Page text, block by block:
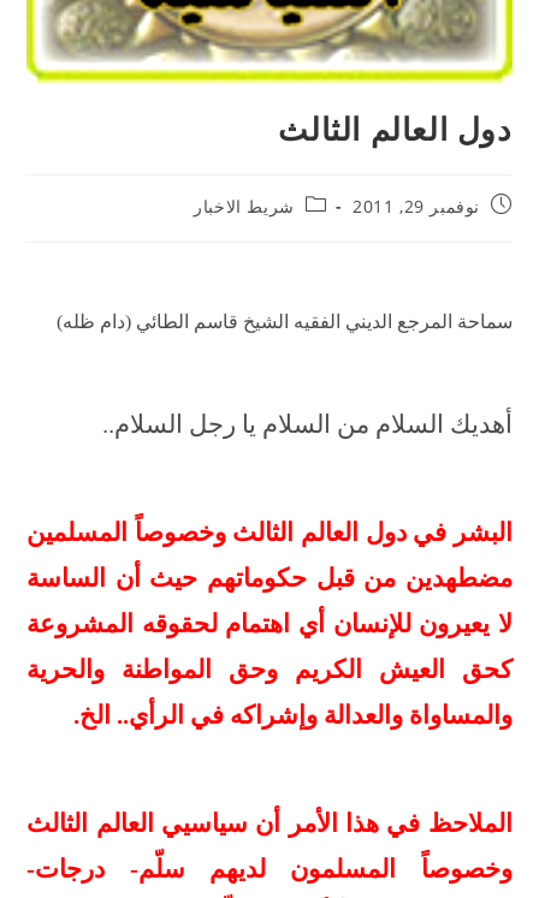
دول العالم الثالث
نوفمبر 29, 2011 شريط الاخبار
سماحة المرجع الديني الفقيه الشيخ قاسم الطائي (دام ظله)
أهديك السلام من السلام يا رجل السلام..
البشر في دول العالم الثالث وخصوصاً المسلمين
مضطهدين من قبل حكوماتهم حيث أن الساسة
لا يعيرون للإنسان أي اهتمام لحقوقه المشروعة
كحق العيش الكريم وحق المواطنة والحرية
والمساواة والعدالة وإشراكه في الرأي.. الخ.
الملاحظ في هذا الأمر أن سياسيي العالم الثالث
وخصوصاً المسلمون لديهم سلّم- درجات-